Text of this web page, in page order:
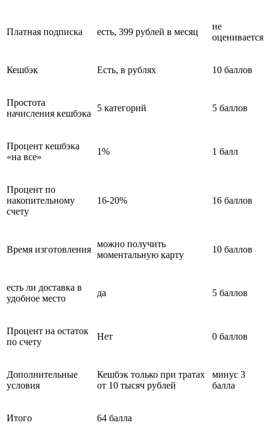
Платная подписка есть, 399 рублей в месяц
не
оценивается
Кешбэк Есть, в рублях 10 баллов
Простота
начисления кешбэка
5 категорий 5 баллов
Процент кешбэка
«на все»
1% 1 балл
Процент по
накопительному
счету
16-20% 16 баллов
Время изготовления
можно получить
моментальную карту
10 баллов
есть ли доставка в
удобное место
да 5 баллов
Процент на остаток
по счету
Нет 0 баллов
Дополнительные
условия
Кешбэк только при тратах
от 10 тысяч рублей
минус 3
балла
Итого 64 балла